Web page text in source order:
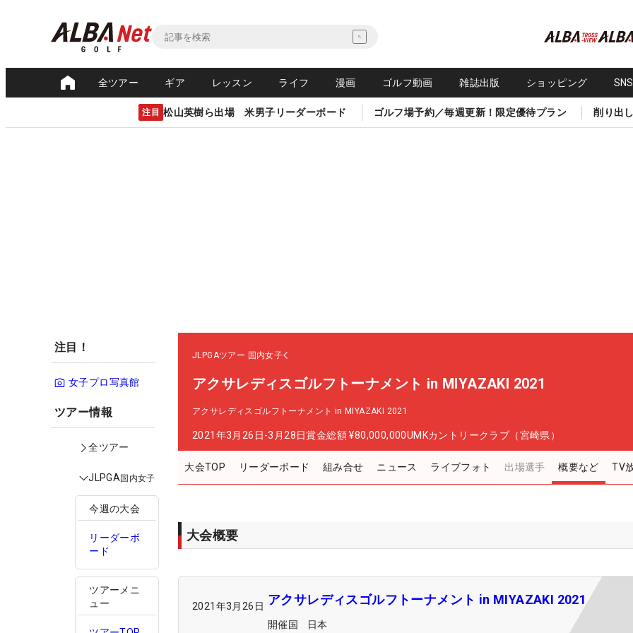
全ツアー ギア レッスン ライフ 漫画 ゴルフ動画 雑誌出版 ショッピング
注目 松山英樹ら出場 米男子リーダーボード ゴルフ場予約／毎週更新！限定優待プラン 削り出
注目！
女子プロ写真館
ツアー情報
全ツアー
JLPGA国内女子
今週の大会
リーダーボ
ード
ツアーメニ
ュー
JLPGAツアー 国内女子
アクサレディスゴルフトーナメント in MIYAZAKI 2021
アクサレディスゴルフトーナメント in MIYAZAKI 2021
2021年3月26日-3月28日賞金総額 ¥80,000,000UMKカントリークラブ（宮崎県）
大会TOP リーダーボード 組み合せ ニュース ライブフォト 出場選手 概要など TV
大会概要
2021年3月26日 アクサレディスゴルフトーナメント in MIYAZAKI 2021
開催国 日本